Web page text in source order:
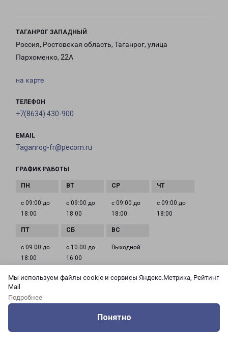
Мы используем файлы cookie и сервисы Яндекс.Метрика, Рейтинг
Mail
Подробнее
Понятно
ТАГАНРОГ ЗАПАДНЫЙ
Россия, Ростовская область, Таганрог, улица
Пархоменко, 22А
на карте
ТЕЛЕФОН
+7(8634) 430-900
EMAIL
Taganrog-fr@pecom.ru
ГРАФИК РАБОТЫ
с 09:00 до
18:00
с 09:00 до
18:00
с 09:00 до
18:00
с 09:00 до
18:00
с 09:00 до
18:00
с 10:00 до
16:00
Выходной
ШАХТЫ